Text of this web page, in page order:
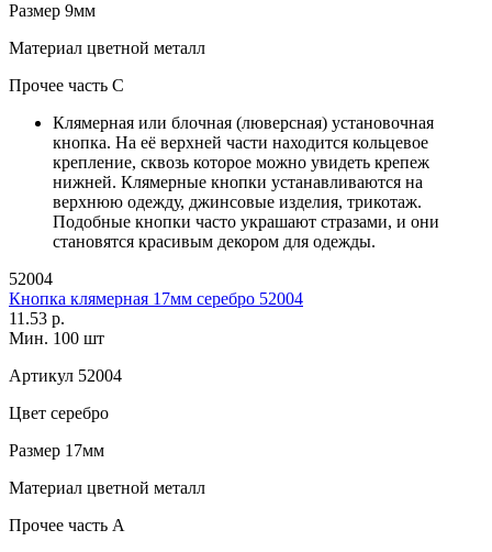
Размер 9мм
Материал цветной металл
Прочее часть С
Клямерная или блочная (люверсная) установочная
кнопка. На её верхней части находится кольцевое
крепление, сквозь которое можно увидеть крепеж
нижней. Клямерные кнопки устанавливаются на
верхнюю одежду, джинсовые изделия, трикотаж.
Подобные кнопки часто украшают стразами, и они
становятся красивым декором для одежды.
52004
Кнопка клямерная 17мм серебро 52004
11.53 р.
Мин. 100 шт
Артикул 52004
Цвет серебро
Размер 17мм
Материал цветной металл
Прочее часть A